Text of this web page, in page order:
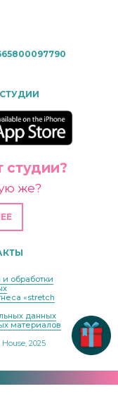
обработки
«stretch
данных
материалов
2025
студии?
же?